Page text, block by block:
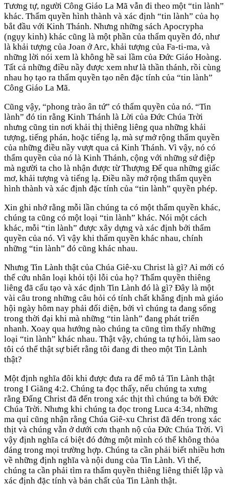
Tương tự, người Công Giáo La Mã vẫn đi theo một “tin lành”
khác. Thẩm quyền hình thành và xác định “tin lành” của họ
bắt đầu với Kinh Thánh. Nhưng những sách Apocrypha
(ngụy kinh) khác cũng là một phần của thẩm quyền đó, như
là khải tượng của Joan ở Arc, khải tượng của Fa-ti-ma, và
những lời nói xem là không hề sai lầm của Đức Giáo Hoàng.
Tất cả những điều nầy được xem như là thần thánh, rồi cùng
nhau họ tạo ra thẩm quyền tạo nên đặc tính của “tin lành”
Công Giáo La Mã.
Cũng vậy, “phong trào ân tứ” có thẩm quyền của nó. “Tin
lành” đó tin rằng Kinh Thánh là Lời của Đức Chúa Trời
nhưng cũng tin nơi khải thị thiêng liêng qua những khải
tượng, tiếng phán, hoặc tiếng lạ, mà sự mở rộng thẩm quyền
của những điều nầy vượt qua cả Kinh Thánh. Vì vậy, nó có
thẩm quyền của nó là Kinh Thánh, cộng với những sứ điệp
mà người ta cho là nhận được từ Thượng Đế qua những giấc
mơ, khải tượng và tiếng lạ. Điều nầy mở rộng thẩm quyền
hình thành và xác định đặc tính của “tin lành” quyền phép.
Xin ghi nhớ rằng mỗi lần chúng ta có một thẩm quyền khác,
chúng ta cũng có một loại “tin lành” khác. Nói một cách
khác, mỗi “tin lành” được xây dựng và xác định bởi thẩm
quyền của nó. Vì vậy khi thẩm quyền khác nhau, chính
những “tin lành” đó cũng khác nhau.
Nhưng Tin Lành thật của Chúa Giê-xu Christ là gì? Ai mới có
thể cứu nhân loại khỏi tội lỗi của họ? Thẩm quyền thiêng
liêng đã cấu tạo và xác định Tin Lành đó là gì? Đây là một
vài câu trong những câu hỏi có tính chất khẳng định mà giáo
hội ngày hôm nay phải đối diện, bởi vì chúng ta đang sống
trong thời đại khi mà những “tin lành” đang phát triển
nhanh. Xoay qua hướng nào chúng ta cũng tìm thấy những
loại “tin lành” khác nhau. Thật vậy, chúng ta tự hỏi, làm sao
tôi có thể thật sự biết rằng tôi đang đi theo một Tin Lành
thật?
Một định nghĩa đôi khi được đưa ra để mô tả Tin Lành thật
trong I Giăng 4:2. Chúng ta đọc thấy, nếu chúng ta xưng
rằng Đấng Christ đã đến trong xác thịt thì chúng ta bởi Đức
Chúa Trời. Nhưng khi chúng ta đọc trong Luca 4:34, những
ma quỉ cũng nhận rằng Chúa Giê-xu Christ đã đến trong xác
thịt và chúng vẫn ở dưới cơn thạnh nộ của Đức Chúa Trời. Vì
vậy định nghĩa cá biệt đó đứng một mình có thể không thỏa
đáng trong mọi trường hợp. Chúng ta cần phải biết nhiều hơn
về những định nghĩa và nội dung của Tin Lành. Vì thế,
chúng ta cần phải tìm ra thẩm quyền thiêng liêng thiết lập và
xác định đặc tính và bản chất của Tin Lành thật.